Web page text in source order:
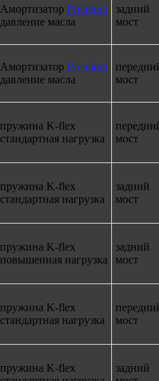
Амортизатор Premium
давление масла
задний
мост
Амортизатор Premium
давление масла
мост
пружина K-flex
стандартная нагрузка
мост
пружина K-flex
стандартная нагрузка
задний
мост
пружина K-flex
повышенная нагрузка
задний
мост
пружина K-flex
стандартная нагрузка
мост
пружина K-flex
задний